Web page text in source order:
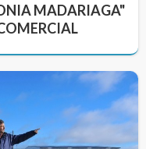
MADARIAGA"